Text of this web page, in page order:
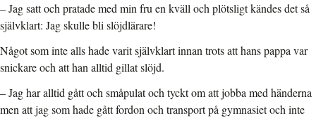
–Jag satt och pratade med min fru en kväll och plötsligt kändes det så
självklart: Jag skulle bli slöjdlärare!
Något som inte alls hade varit självklart innan trots att hans pappa var
snickare och att han alltid gillat slöjd.
–Jag har alltid gått och småpulat och tyckt om att jobba med händerna
men att jag som hade gått fordon och transport på gymnasiet och inte